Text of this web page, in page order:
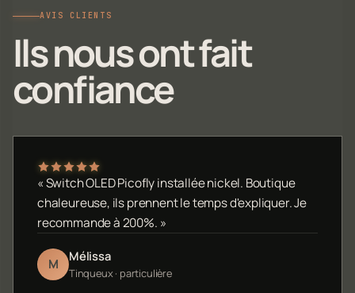
AVIS CLIENTS
Ils nous ont fait
confiance
« Switch OLED Picofly installée nickel. Boutique
chaleureuse, ils prennent le temps d'expliquer. Je
recommande à 200%. »
M Mélissa
Tinqueux · particulière